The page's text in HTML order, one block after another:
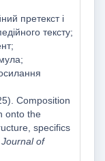
претекст і
тексту;
Composition
onto the
specifics
of